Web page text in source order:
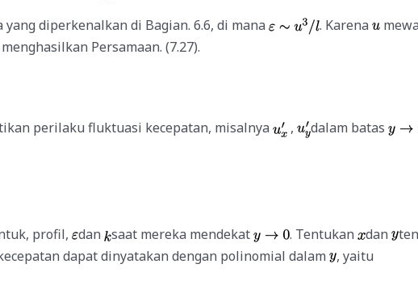
diperkenalkan di Bagian. 6.6, di mana . Karena
Persamaan. (7.27).
perilaku fluktuasi kecepatan, misalnya , dalam batas
profil, dan saat mereka mendekat . Tentukan dan
dapat dinyatakan dengan polinomial dalam
, yaitu